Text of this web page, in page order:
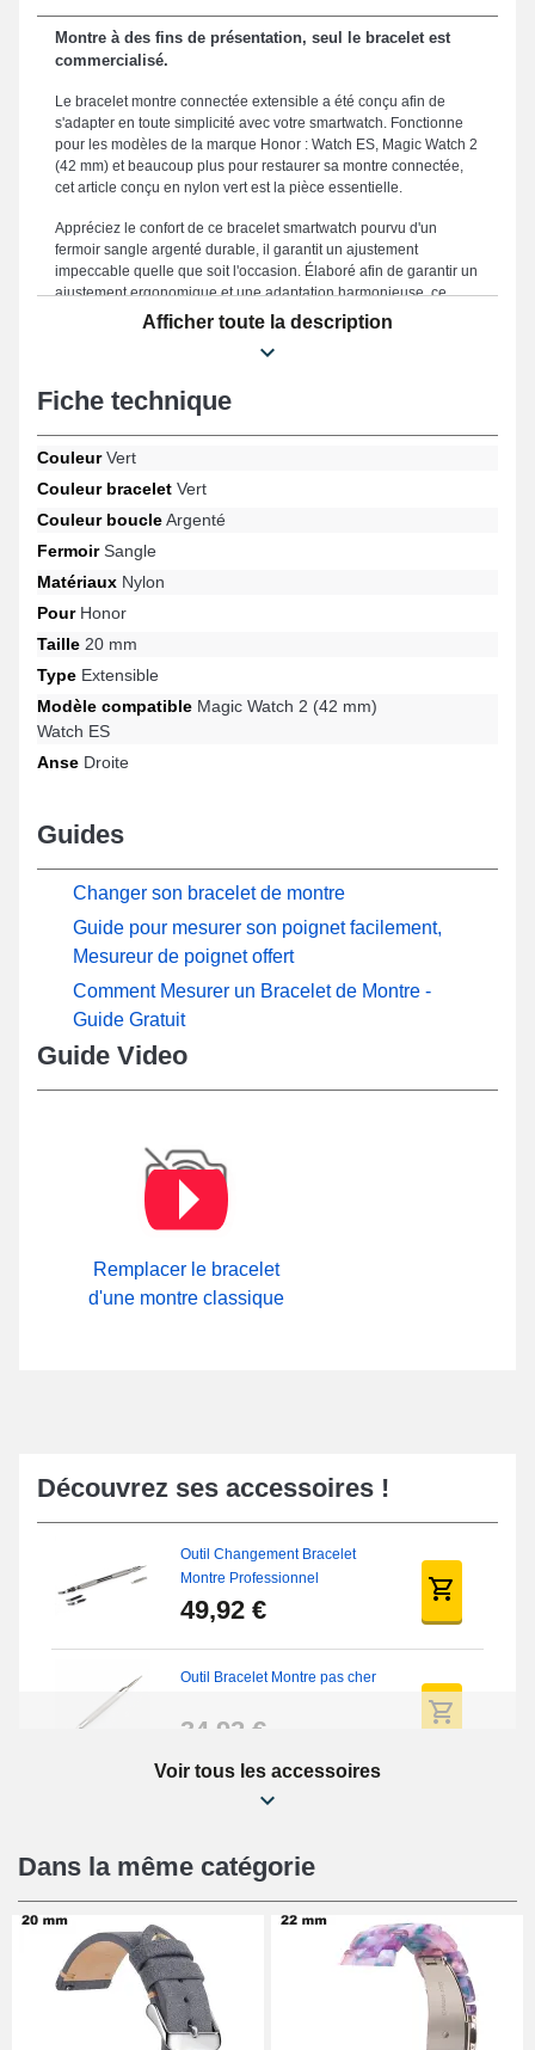
Montre à des fins de présentation, seul le bracelet est
commercialisé.
Le bracelet montre connectée extensible a été conçu afin de
s'adapter en toute simplicité avec votre smartwatch. Fonctionne
pour les modèles de la marque Honor : Watch ES, Magic Watch 2
(42 mm) et beaucoup plus pour restaurer sa montre connectée,
cet article conçu en nylon vert est la pièce essentielle.
Appréciez le confort de ce bracelet smartwatch pourvu d'un
fermoir sangle argenté durable, il garantit un ajustement
impeccable quelle que soit l'occasion. Élaboré afin de garantir un
ajustement ergonomique et une adaptation harmonieuse, ce
bracelet pour montre connectée est disponible dans une taille de
20 mm, en faisant de lui le choix parfait pour votre style unique.
Le beau bracelet pour montre constitue une option idéale
solide. La couleur verte attrayante de ce genre de bracelet pour
une adaptation parfaite et convient sur les références Watch ES,
Magic Watch 2 (42 mm) et bien d'autres de la marque Honor.
avec précision avec divers modèles disponibles de la marque
Honor, proposant une satisfaction totale pour un usage quotidien.
Afficher toute la description
Fiche technique
CouleurVert
Couleur bracelet Vert
Couleur boucleArgenté
FermoirSangle
Matériaux Nylon
PourHonor
Taille 20 mm
Type Extensible
Modèle compatible Magic Watch 2 (42 mm)
Watch ES
Anse Droite
Guides
Changer son bracelet de montre
Guide pour mesurer son poignet facilement,
Mesureur de poignet offert
Comment Mesurer un Bracelet de Montre -
Guide Gratuit
Guide Video
Remplacer le bracelet
d'une montre classique
Découvrez ses accessoires !
Outil Changement Bracelet
Montre Professionnel
49,92 €
Outil Bracelet Montre pas cher
34,92 €
Kit Réparation Montre Débutant
16,90 €
Pied à Coulisse Numérique
9,90 €
Kit Horlogerie Débutant
Voir tous les accessoires
Dans la même catégorie